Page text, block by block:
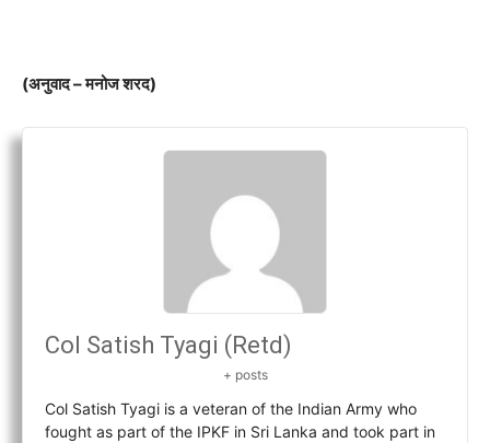
(अनुवाद – मनोज शरद)
Col Satish Tyagi (Retd)
+ posts
Col Satish Tyagi is a veteran of the Indian Army who
fought as part of the IPKF in Sri Lanka and took part in